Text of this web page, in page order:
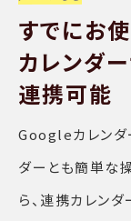
すでにお
カレンダ
連携可能
Googleカレンダ
ダーとも簡単な
ら、連携カレン